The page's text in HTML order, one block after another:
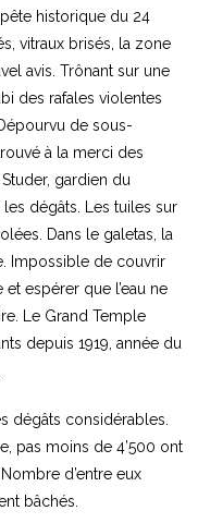
historique du 24
vitraux brisés, la zone
avis. Trônant sur une
des rafales violentes
de sous-
à la merci des
gardien du
dégâts. Les tuiles sur
Dans le galetas, la
Impossible de couvrir
et espérer que l’eau ne
Le Grand Temple
depuis 1919, année du
dégâts considérables.
pas moins de 4’500 ont
d’entre eux
bâchés.